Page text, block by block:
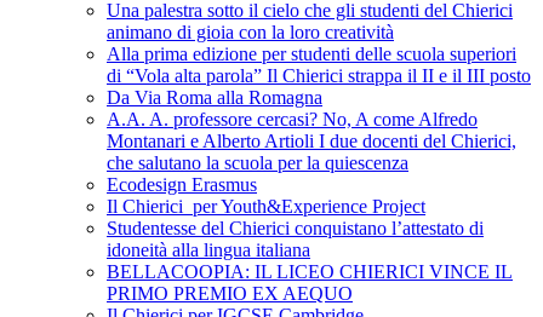
Una palestra sotto il cielo che gli studenti del Chierici
animano di gioia con la loro creatività
Alla prima edizione per studenti delle scuola superiori
di “Vola alta parola” Il Chierici strappa il II e il III posto
Da Via Roma alla Romagna
A.A. A. professore cercasi? No, A come Alfredo
Montanari e Alberto Artioli I due docenti del Chierici,
che salutano la scuola per la quiescenza
Ecodesign Erasmus
Il Chierici per Youth&Experience Project
Studentesse del Chierici conquistano l’attestato di
idoneità alla lingua italiana
BELLACOOPIA: IL LICEO CHIERICI VINCE IL
PRIMO PREMIO EX AEQUO